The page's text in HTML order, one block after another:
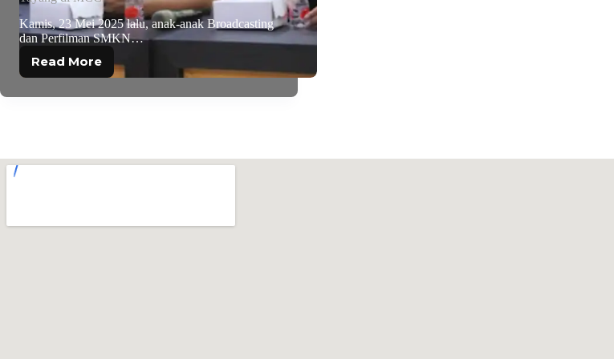
Kamis, 23 Mei 2025 lalu, anak-anak Broadcasting
dan Perfilman SMKN…
Read More